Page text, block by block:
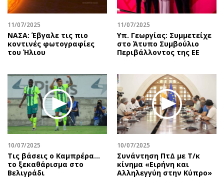
Money Review
AstroBank Properties
Trends
Ενέργεια
Περιβάλλον
Ελλάδα
Κόσμος
Παράξενα
Πολιτισμός
Σινεμά
Θέατρο-Χορός
Μουσική
Πρόσωπα
Περιβάλλον
Good Life
Γυναίκα
Ταξίδια
Συνταγές
Έξοδος
Media
Εκπομπές
Wine routes
Podcasts
Uncut
11/07/2025
ΝΑΣΑ: Έβγαλε τις πιο
κοντινές φωτογραφίες
του Ήλιου
11/07/2025
Υπ. Γεωργίας: Συμμετείχε
στο Άτυπο Συμβούλιο
Περιβάλλοντος της ΕΕ
10/07/2025
Τις βάσεις ο Καμπρέρα…
το ξεκαθάρισμα στο
Βελιγράδι
10/07/2025
Συνάντηση ΠτΔ με Τ/κ
κίνημα «Ειρήνη και
Αλληλεγγύη στην Κύπρο»